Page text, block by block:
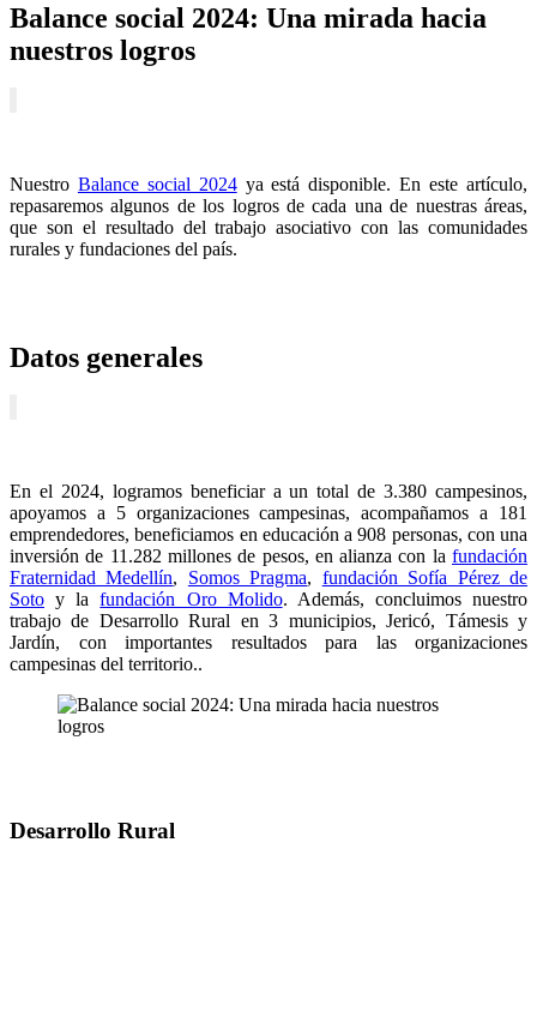
Balance social 2024: Una mirada hacia
nuestros logros
Nuestro Balance social 2024ya está disponible. En este artículo,
repasaremos algunos de los logros de cada una de nuestras áreas,
que son el resultado del trabajo asociativo con las comunidades
rurales y fundaciones del país.
Datos generales
En el 2024, logramos beneficiar a un total de 3.380 campesinos,
apoyamos a 5 organizaciones campesinas, acompañamos a 181
emprendedores, beneficiamos en educación a 908 personas, con una
inversión de 11.282 millones de pesos, en alianza con la fundación
Fraternidad Medellín, Somos Pragma, fundación Sofía Pérez de
Soto y lafundación Oro Molido. Además, concluimos nuestro
trabajo de Desarrollo Rural en 3 municipios, Jericó, Támesis y
Jardín, con importantes resultados para las organizaciones
campesinas del territorio..
Desarrollo Rural